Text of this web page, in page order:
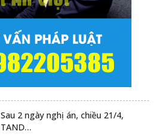
Sau 2 ngày nghị án, chiều 21/4,
TAND…